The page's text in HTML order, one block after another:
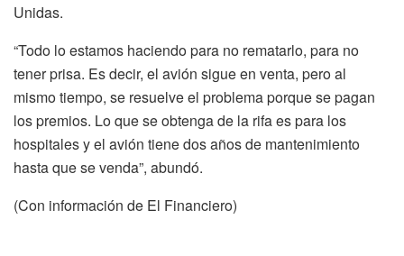
Unidas.
“Todo lo estamos haciendo para no rematarlo, para no
tener prisa. Es decir, el avión sigue en venta, pero al
mismo tiempo, se resuelve el problema porque se pagan
los premios. Lo que se obtenga de la rifa es para los
hospitales y el avión tiene dos años de mantenimiento
hasta que se venda”, abundó.
(Con información de El Financiero)